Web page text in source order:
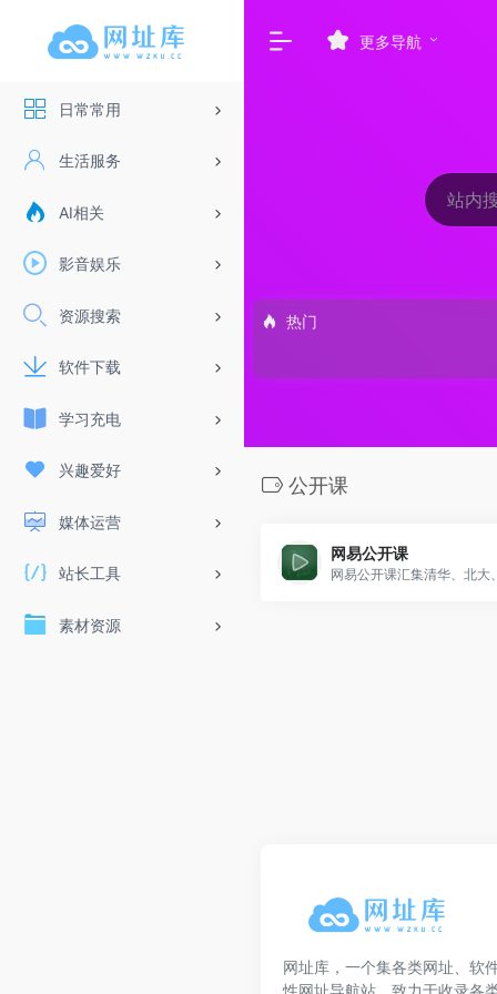
日常常用
生活服务
AI相关
影音娱乐
资源搜索
软件下载
学习充电
兴趣爱好
媒体运营
站长工具
素材资源
更多导航
热门
公开课
网易公开课
网址库，一个集各类网址、软
性网址导航站，致力于收录各